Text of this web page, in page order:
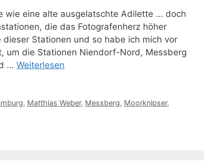
wie eine alte ausgelatschte Adilette … doch
die das Fotografenherz höher
Stationen und so habe ich mich vor
um die Stationen Niendorf-Nord, Messberg
… Weiterlesen
, Matthias Weber, Messberg, Moorknipser,